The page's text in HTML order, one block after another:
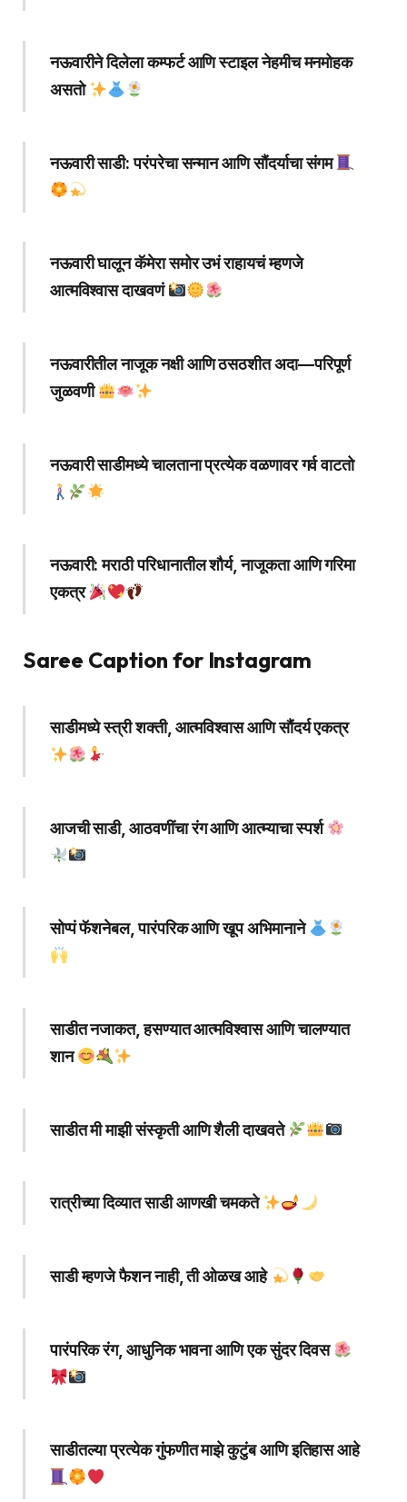
नऊवारीने दिलेला कम्फर्ट आणि स्टाइल नेहमीच मनमोहक
असतो
नऊवारी साडी: परंपरेचा सन्मान आणि सौंदर्याचा संगम
नऊवारी घालून कॅमेरा समोर उभं राहायचं म्हणजे
आत्मविश्वास दाखवणं
नऊवारीतील नाजूक नक्षी आणि ठसठशीत अदा—परिपूर्ण
जुळवणी
नऊवारी साडीमध्ये चालताना प्रत्येक वळणावर गर्व वाटतो
नऊवारी: मराठी परिधानातील शौर्य, नाजूकता आणि गरिमा
एकत्र
Saree Caption for Instagram
साडीमध्ये स्त्री शक्ती, आत्मविश्वास आणि सौंदर्य एकत्र
आजची साडी, आठवणींचा रंग आणि आत्म्याचा स्पर्श
सोप्पं फॅशनेबल, पारंपरिक आणि खूप अभिमानाने
साडीत नजाकत, हसण्यात आत्मविश्वास आणि चालण्यात
शान
साडीत मी माझी संस्कृती आणि शैली दाखवते
रात्रीच्या दिव्यात साडी आणखी चमकते
साडी म्हणजे फैशन नाही, ती ओळख आहे
पारंपरिक रंग, आधुनिक भावना आणि एक सुंदर दिवस
साडीतल्या प्रत्येक गुंफणीत माझे कुटुंब आणि इतिहास आहे